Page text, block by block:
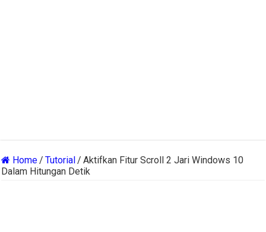
Home/ Tutorial/ Aktifkan Fitur Scroll 2 Jari Windows 10
Dalam Hitungan Detik